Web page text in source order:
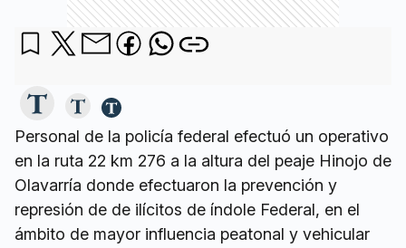
Personal de la policía federal efectuó un operativo
en la ruta 22 km 276 a la altura del peaje Hinojo de
Olavarría donde efectuaron la prevención y
represión de de ilícitos de índole Federal, en el
ámbito de mayor influencia peatonal y vehicular